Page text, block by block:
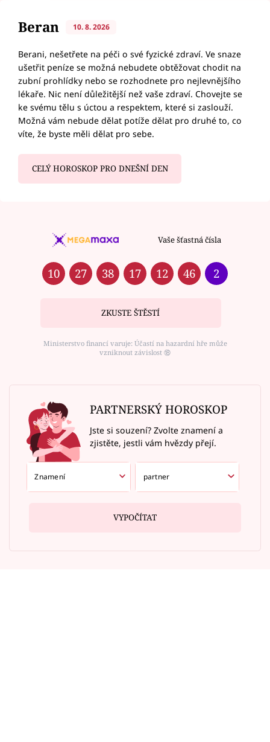
Beran 10. 8. 2026
Berani, nešetřete na péči o své fyzické zdraví. Ve snaze
ušetřit peníze se možná nebudete obtěžovat chodit na
zubní prohlídky nebo se rozhodnete pro nejlevnějšího
lékaře. Nic není důležitější než vaše zdraví. Chovejte se
ke svému tělu s úctou a respektem, které si zaslouží.
Možná vám nebude dělat potíže dělat pro druhé to, co
víte, že byste měli dělat pro sebe.
CELÝ HOROSKOP PRO DNEŠNÍ DEN
Vaše šťastná čísla
10 27 38 17 12 46 2
ZKUSTE ŠTĚSTÍ
Ministerstvo financí varuje: Účastí na hazardní hře může
vzniknout závislost ⑱
PARTNERSKÝ HOROSKOP
Jste si souzení? Zvolte znamení a
zjistěte, jestli vám hvězdy přejí.
VYPOČÍTAT